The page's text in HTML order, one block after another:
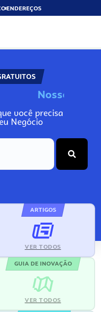
ENDEREÇOS
Nosso
você precisa
Negócio
ARTIGOS
VER TODOS
GUIA DE INOVAÇÃO
VER TODOS